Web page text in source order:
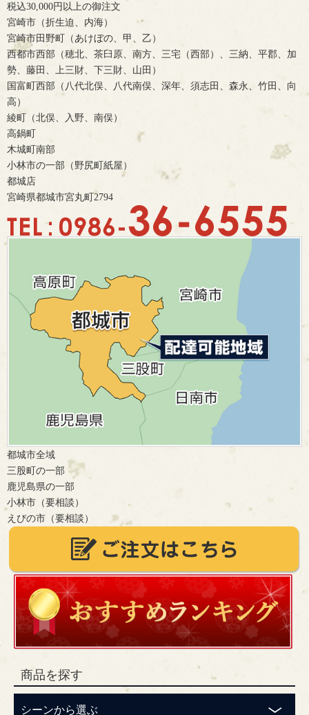
税込30,000円以上の御注文
宮崎市（折生迫、内海）
宮崎市田野町（あけぼの、甲、乙）
西都市西部（穂北、茶臼原、南方、三宅（西部）、三納、平郡、加
勢、藤田、上三財、下三財、山田）
国富町西部（八代北俣、八代南俣、深年、須志田、森永、竹田、向
高）
綾町（北俣、入野、南俣）
高鍋町
木城町南部
小林市の一部（野尻町紙屋）
都城店
宮崎県都城市宮丸町2794
都城市全域
三股町の一部
鹿児島県の一部
小林市（要相談）
えびの市（要相談）
商品を探す
シーンから選ぶ